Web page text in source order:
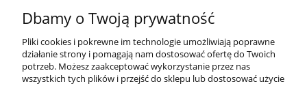
ZAJRZYJ DO ŚRODKA
O nas
Dbamy o Twoją prywatność
Pliki cookies i pokrewne im technologie umożliwiają poprawne
działanie strony i pomagają nam dostosować ofertę do Twoich
potrzeb. Możesz zaakceptować wykorzystanie przez nas
wszystkich tych plików i przejść do sklepu lub dostosować użycie